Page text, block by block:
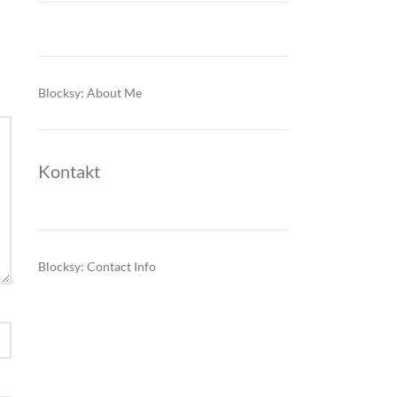
Blocksy: About Me
Kontakt
Blocksy: Contact Info